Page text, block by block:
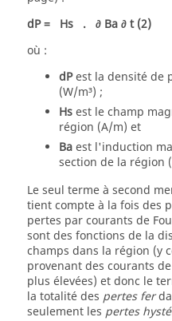
dP= Hs . ∂ Ba∂t (2)
où :
dPest la densité de
(W/m³) ;
Hsest le champ
région (A/m) et
Baest l'induction
section de la région
Le seul terme à second
tient compte à la fois des
pertes par courants de
sont des fonctions de la
champs dans la région (y
provenant des courants
plus élevées) et donc le
la totalité des pertes fer
seulement les pertes